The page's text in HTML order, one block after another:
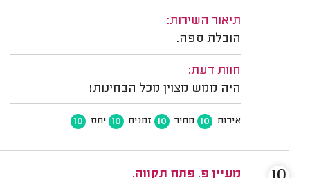
תיאור השירות:
הובלת ספה.
חוות דעת:
היה ממש מצוין מכל הבחינות!
איכות 10 מחיר 10 זמנים 10 יחס 10
מעיין פ. פתח תקווה.